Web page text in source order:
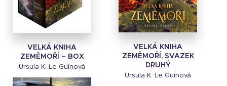
VELKÁ KNIHA
ZEMĚMOŘÍ – BOX
Ursula K. Le Guinová
VELKÁ KNIHA
ZEMĚMOŘÍ, SVAZEK
DRUHÝ
Ursula K. Le Guinová